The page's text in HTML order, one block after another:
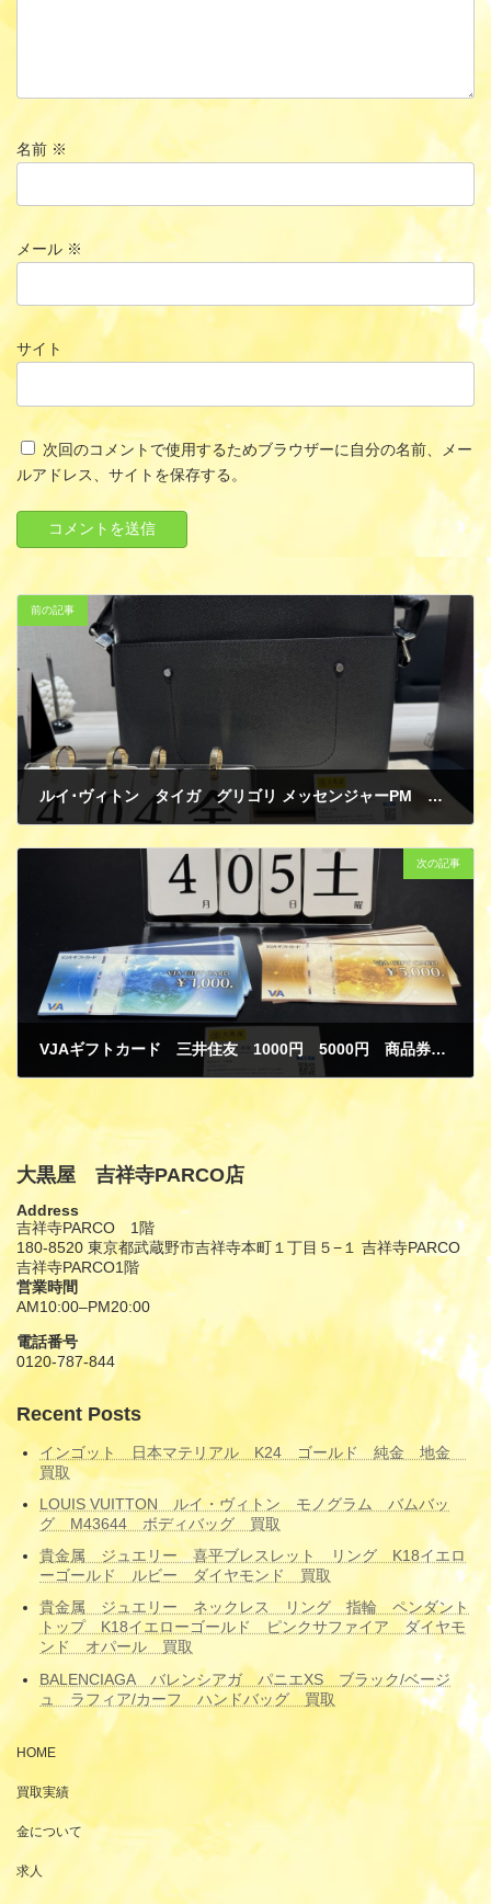
名前 ※
メール ※
サイト
次回のコメントで使用するためブラウザーに自分の名前、メー
ルアドレス、サイトを保存する。
前の記事
ルイ･ヴィトン タイガ グリゴリ メッセンジャーPM M30238 アルドワーズ ショルダーバッグ 買取
次の記事
VJAギフトカード 三井住友 1000円 5000円 商品券 金券 買取
大黒屋 吉祥寺PARCO店
Address
吉祥寺PARCO 1階
180-8520 東京都武蔵野市吉祥寺本町１丁目５−１ 吉祥寺PARCO
吉祥寺PARCO1階
営業時間
AM10:00–PM20:00
電話番号
0120-787-844
Recent Posts
インゴット 日本マテリアル K24 ゴールド 純金 地金
買取
LOUIS VUITTON ルイ・ヴィトン モノグラム バムバッ
グ M43644 ボディバッグ 買取
貴金属 ジュエリー 喜平ブレスレット リング K18イエロ
ーゴールド ルビー ダイヤモンド 買取
貴金属 ジュエリー ネックレス リング 指輪 ペンダント
トップ K18イエローゴールド ピンクサファイア ダイヤモ
ンド オパール 買取
BALENCIAGA バレンシアガ パニエXS ブラック/ベージ
ュ ラフィア/カーフ ハンドバッグ 買取
HOME
買取実績
金について
求人